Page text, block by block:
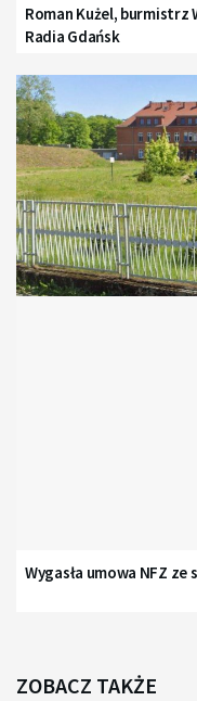
Roman Kużel, burmistrz
Radia Gdańsk
Wygasła umowa NFZ
ZOBACZ TAKŻE